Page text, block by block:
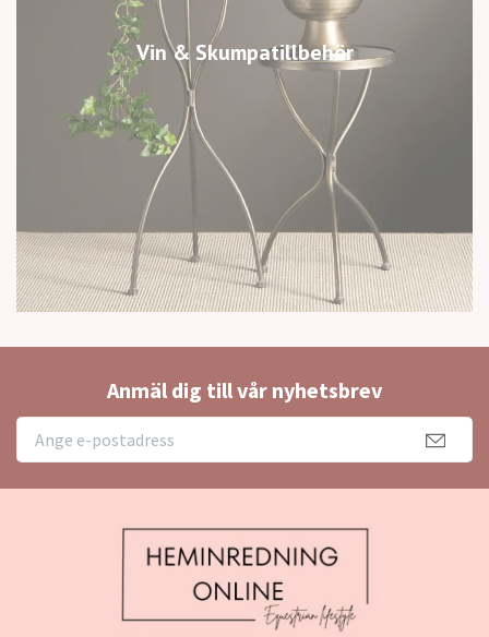
Vin & Skumpatillbehör
Anmäl dig till vår nyhetsbrev